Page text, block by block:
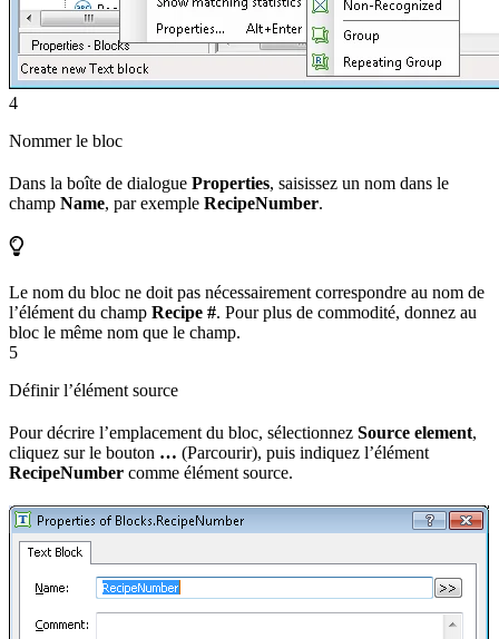
4
Nommer le bloc
Dans la boîte de dialogue Properties, saisissez un nom dans le
champ Name, par exemple RecipeNumber.
Le nom du bloc ne doit pas nécessairement correspondre au nom de
l’élément du champ Recipe #. Pour plus de commodité, donnez au
bloc le même nom que le champ.
5
Définir l’élément source
Pour décrire l’emplacement du bloc, sélectionnez Source element,
cliquez sur le bouton … (Parcourir), puis indiquez l’élément
RecipeNumber comme élément source.